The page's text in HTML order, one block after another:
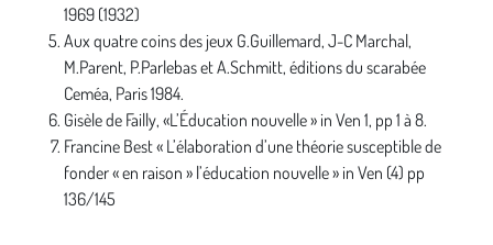
1969 (1932)
Aux quatre coins des jeux G.Guillemard, J-C Marchal,
M.Parent, P.Parlebas et A.Schmitt, éditions du scarabée
Ceméa, Paris 1984.
Gisèle de Failly, «L’Éducation nouvelle » in Ven 1, pp 1 à 8.
Francine Best « L’élaboration d’une théorie susceptible de
fonder « en raison » l’éducation nouvelle » in Ven (4) pp
136/145